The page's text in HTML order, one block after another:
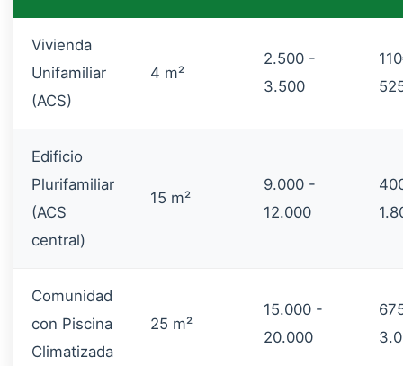
Vivienda
Unifamiliar
(ACS)
4 m²
2.500 -
3.500
Edificio
Plurifamiliar
(ACS
central)
15 m²
9.000 -
12.000
Comunidad
con Piscina
Climatizada
25 m²
15.000 -
20.000